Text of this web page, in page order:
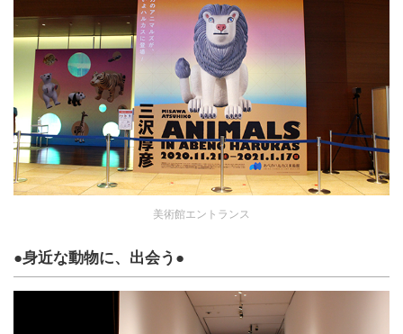
美術館エントランス
●身近な動物に、出会う●